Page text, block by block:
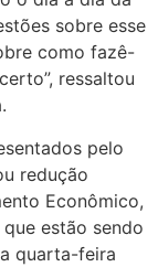
sobre esse
como fazê-
ressaltou
pelo
redução
Econômico,
estão sendo
quarta-feira